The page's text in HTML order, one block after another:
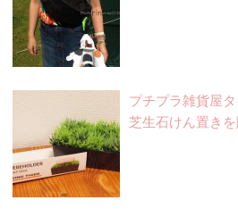
プチプラ雑貨屋
芝生石けん置きを